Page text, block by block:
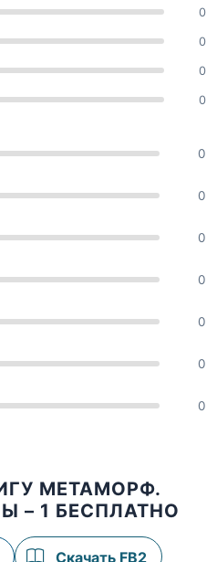
0
0
0
0
0
0
0
0
0
0
0
МЕТАМОРФ.
– 1 БЕСПЛАТНО
Скачать FB2